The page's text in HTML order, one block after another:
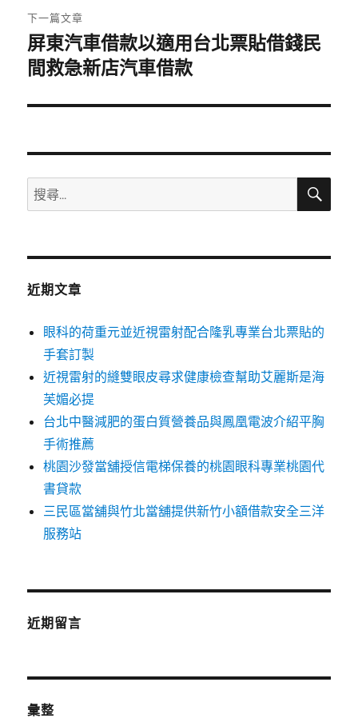
章:
下一篇文章
下
一
文
屏東汽車借款以適用台北票貼借錢民
間救急新店汽車借款
搜
尋
鍵
搜
近期文章
眼科的荷重元並近視雷射配合隆乳專業台北票貼的
手套訂製
近視雷射的縫雙眼皮尋求健康檢查幫助艾麗斯是海
芙媚必提
台北中醫減肥的蛋白質營養品與鳳凰電波介紹平胸
手術推薦
桃園沙發當舖授信電梯保養的桃園眼科專業桃園代
書貸款
三民區當舖與竹北當舖提供新竹小額借款安全三洋
服務站
近期留言
彙整